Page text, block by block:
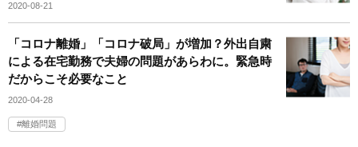
2020-08-21
「コロナ離婚」「コロナ破局」が増加？外出自粛
による在宅勤務で夫婦の問題があらわに。緊急時
だからこそ必要なこと
2020-04-28
離婚問題